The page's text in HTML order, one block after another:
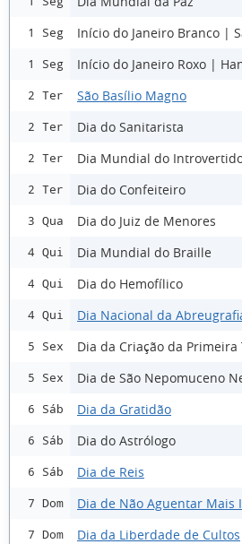
1 Seg Início do Janeiro Branco |
1 Seg Início do Janeiro Roxo |
2 Ter São Basílio Magno
2 Ter Dia do Sanitarista
2 Ter Dia Mundial do
2 Ter Dia do Confeiteiro
3 Qua Dia do Juiz de Menores
4 Qui Dia Mundial do Braille
4 Qui Dia do Hemofílico
4 Qui Dia Nacional da
5 Sex Dia da Criação da
5 Sex Dia de São Nepomuceno
6 Sáb Dia da Gratidão
6 Sáb Dia do Astrólogo
6 Sáb Dia de Reis
7 Dom Dia de Não Aguentar Mais
7 Dom Dia da Liberdade de Cultos